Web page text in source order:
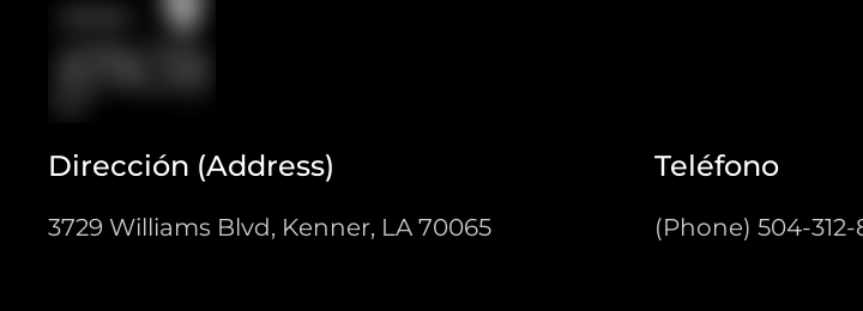
Dirección (Address)
3729 Williams Blvd, Kenner, LA 70065
Teléfono
(Phone) 504-312-